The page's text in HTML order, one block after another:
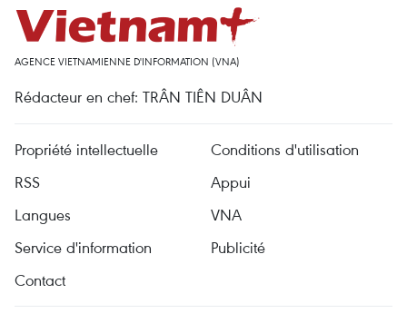
AGENCE VIETNAMIENNE D'INFORMATION (VNA)
Rédacteur en chef: TRÂN TIÊN DUÂN
Propriété intellectuelle
Conditions d'utilisation
RSS
Appui
Langues
VNA
Service d'information
Publicité
Contact